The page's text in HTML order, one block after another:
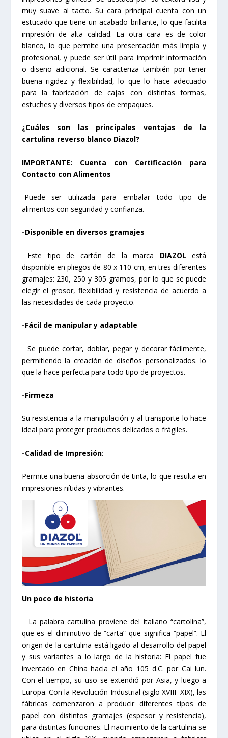
muy suave al tacto. Su cara principal cuenta con un
estucado que tiene un acabado brillante, lo que facilita
impresión de alta calidad. La otra cara es de color
blanco, lo que permite una presentación más limpia y
profesional, y puede ser útil para imprimir información
o diseño adicional. Se caracteriza también por tener
buena rigidez y flexibilidad, lo que lo hace adecuado
para la fabricación de cajas con distintas formas,
estuches y diversos tipos de empaques.
¿Cuáles son las principales ventajas de la
cartulina reverso blanco Diazol?
IMPORTANTE: Cuenta con Certificación para
Contacto con Alimentos
-Puede ser utilizada para embalar todo tipo de
alimentos con seguridad y confianza.
-Disponible en diversos gramajes
Este tipo de cartón de la marca DIAZOL está
disponible en pliegos de 80 x 110 cm, en tres diferentes
gramajes: 230, 250 y 305 gramos, por lo que se puede
elegir el grosor, flexibilidad y resistencia de acuerdo a
las necesidades de cada proyecto.
-Fácil de manipular y adaptable
Se puede cortar, doblar, pegar y decorar fácilmente,
permitiendo la creación de diseños personalizados. lo
que la hace perfecta para todo tipo de proyectos.
-Firmeza
Su resistencia a la manipulación y al transporte lo hace
ideal para proteger productos delicados o frágiles.
-Calidad de Impresión:
Permite una buena absorción de tinta, lo que resulta en
impresiones nítidas y vibrantes.
Un poco de historia
La palabra cartulina proviene del italiano “cartolina”,
que es el diminutivo de “carta” que significa “papel”. El
origen de la cartulina está ligado al desarrollo del papel
y sus variantes a lo largo de la historia: El papel fue
inventado en China hacia el año 105 d.C. por Cai lun.
Con el tiempo, su uso se extendió por Asia, y luego a
Europa. Con la Revolución Industrial (siglo XVIII–XIX), las
fábricas comenzaron a producir diferentes tipos de
papel con distintos gramajes (espesor y resistencia),
para distintas funciones. El nacimiento de la cartulina se